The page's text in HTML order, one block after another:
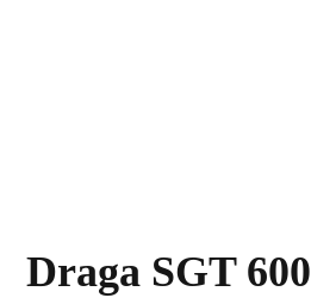
Draga SGT 600